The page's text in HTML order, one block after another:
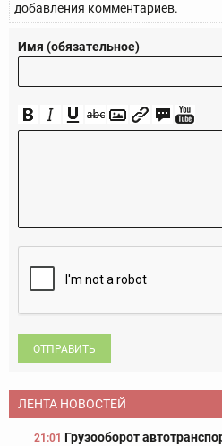
добавления комментариев.
Имя (обязательное)
ОТПРАВИТЬ
ЛЕНТА НОВОСТЕЙ
21:01 Грузооборот